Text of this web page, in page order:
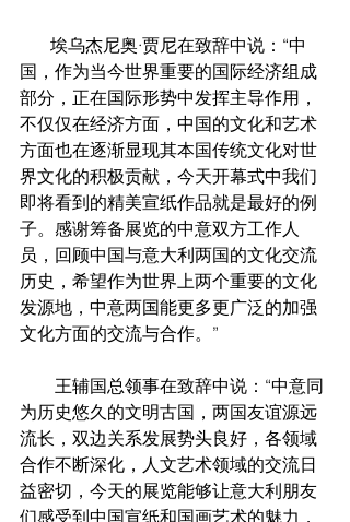
国，作为当今世界重要的国际经济组成
部分，正在国际形势中发挥主导作用，
不仅仅在经济方面，中国的文化和艺术
方面也在逐渐显现其本国传统文化对世
界文化的积极贡献，今天开幕式中我们
即将看到的精美宣纸作品就是最好的例
子。感谢筹备展览的中意双方工作人
员，回顾中国与意大利两国的文化交流
历史，希望作为世界上两个重要的文化
发源地，中意两国能更多更广泛的加强
文化方面的交流与合作。”
为历史悠久的文明古国，两国友谊源远
流长，双边关系发展势头良好，各领域
合作不断深化，人文艺术领域的交流日
益密切，今天的展览能够让意大利朋友
们感受到中国宣纸和国画艺术的魅力，